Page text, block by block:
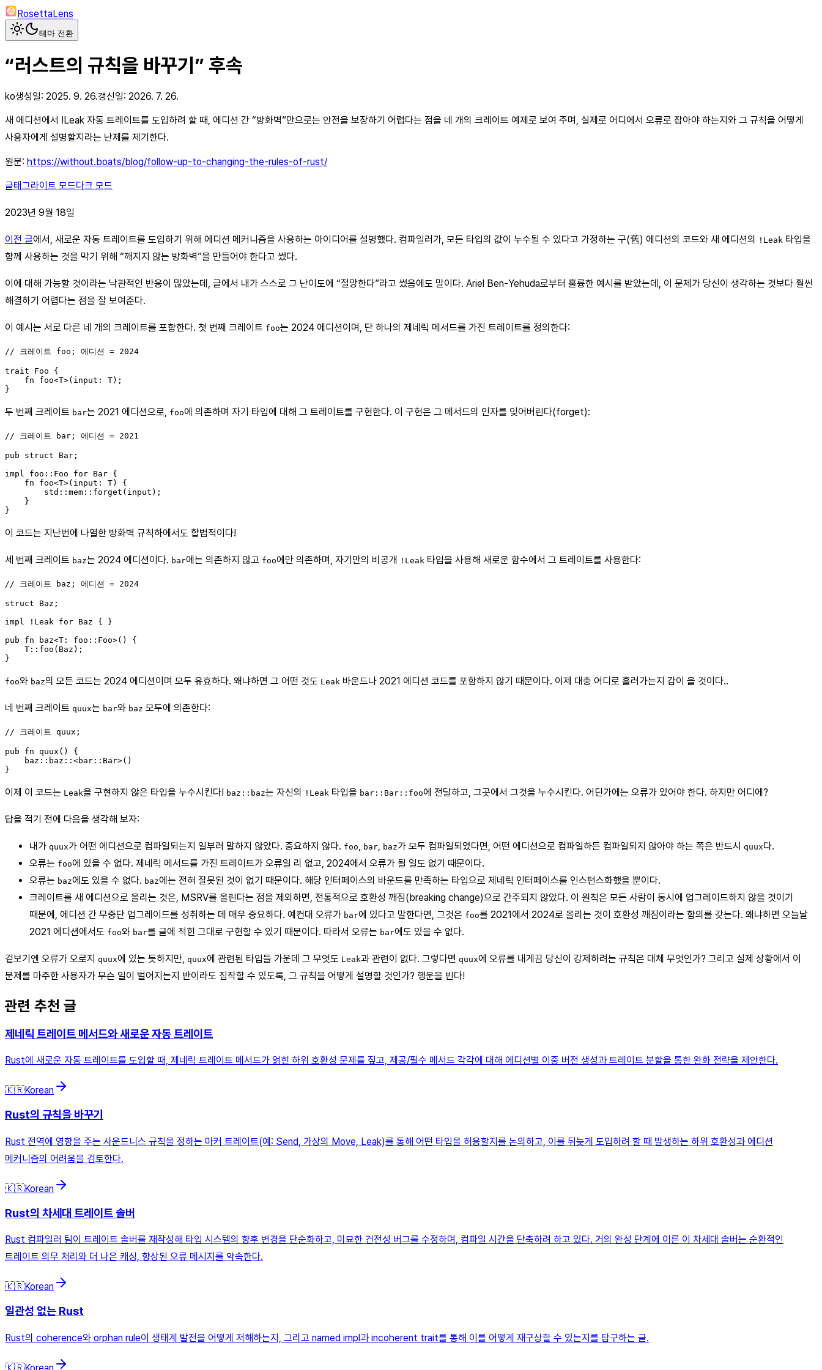
RosettaLens
테마 전환
“러스트의 규칙을 바꾸기” 후속
ko생성일: 2025. 9. 26.갱신일: 2026. 7. 26.
새 에디션에서 !Leak 자동 트레이트를 도입하려 할 때, 에디션 간 “방화벽”만으로는 안전을 보장하기 어렵다는 점을 네 개의 크레이트 예제로 보여 주며, 실제로 어디에서 오류로 잡아야 하는지와 그 규칙을 어떻게
사용자에게 설명할지라는 난제를 제기한다.
원문: https://without.boats/blog/follow-up-to-changing-the-rules-of-rust/
글태그라이트 모드다크 모드
2023년 9월 18일
이전 글에서, 새로운 자동 트레이트를 도입하기 위해 에디션 메커니즘을 사용하는 아이디어를 설명했다. 컴파일러가, 모든 타입의 값이 누수될 수 있다고 가정하는 구(舊) 에디션의 코드와 새 에디션의 !Leak 타입을
함께 사용하는 것을 막기 위해 “깨지지 않는 방화벽”을 만들어야 한다고 썼다.
이에 대해 가능할 것이라는 낙관적인 반응이 많았는데, 글에서 내가 스스로 그 난이도에 “절망한다”라고 썼음에도 말이다. Ariel Ben‑Yehuda로부터 훌륭한 예시를 받았는데, 이 문제가 당신이 생각하는 것보다 훨씬
해결하기 어렵다는 점을 잘 보여준다.
이 예시는 서로 다른 네 개의 크레이트를 포함한다. 첫 번째 크레이트 foo는 2024 에디션이며, 단 하나의 제네릭 메서드를 가진 트레이트를 정의한다:
// 크레이트 foo; 에디션 = 2024
trait Foo {
    fn foo<T>(input: T);
두 번째 크레이트 bar는 2021 에디션으로, foo에 의존하며 자기 타입에 대해 그 트레이트를 구현한다. 이 구현은 그 메서드의 인자를 잊어버린다(forget):
// 크레이트 bar; 에디션 = 2021
pub struct Bar;
impl foo::Foo for Bar {
    fn foo<T>(input: T) {
        std::mem::forget(input);
    }
이 코드는 지난번에 나열한 방화벽 규칙하에서도 합법적이다!
세 번째 크레이트 baz는 2024 에디션이다. bar에는 의존하지 않고 foo에만 의존하며, 자기만의 비공개 !Leak 타입을 사용해 새로운 함수에서 그 트레이트를 사용한다:
// 크레이트 baz; 에디션 = 2024
struct Baz;
impl !Leak for Baz { }
pub fn baz<T: foo::Foo>() {
    T::foo(Baz);
foo와 baz의 모든 코드는 2024 에디션이며 모두 유효하다. 왜냐하면 그 어떤 것도 Leak 바운드나 2021 에디션 코드를 포함하지 않기 때문이다. 이제 대충 어디로 흘러가는지 감이 올 것이다..
네 번째 크레이트 quux는 bar와 baz 모두에 의존한다:
// 크레이트 quux;
pub fn quux() {
    baz::baz::<bar::Bar>()
이제 이 코드는 Leak을 구현하지 않은 타입을 누수시킨다! baz::baz는 자신의 !Leak 타입을 bar::Bar::foo에 전달하고, 그곳에서 그것을 누수시킨다. 어딘가에는 오류가 있어야 한다. 하지만 어디에?
답을 적기 전에 다음을 생각해 보자:
내가 quux가 어떤 에디션으로 컴파일되는지 일부러 말하지 않았다. 중요하지 않다. foo, bar, baz가 모두 컴파일되었다면, 어떤 에디션으로 컴파일하든 컴파일되지 않아야 하는 쪽은 반드시 quux다.
오류는 foo에 있을 수 없다. 제네릭 메서드를 가진 트레이트가 오류일 리 없고, 2024에서 오류가 될 일도 없기 때문이다.
오류는 baz에도 있을 수 없다. baz에는 전혀 잘못된 것이 없기 때문이다. 해당 인터페이스의 바운드를 만족하는 타입으로 제네릭 인터페이스를 인스턴스화했을 뿐이다.
크레이트를 새 에디션으로 올리는 것은, MSRV를 올린다는 점을 제외하면, 전통적으로 호환성 깨짐(breaking change)으로 간주되지 않았다. 이 원칙은 모든 사람이 동시에 업그레이드하지 않을 것이기
때문에, 에디션 간 무중단 업그레이드를 성취하는 데 매우 중요하다. 예컨대 오류가 bar에 있다고 말한다면, 그것은 foo를 2021에서 2024로 올리는 것이 호환성 깨짐이라는 함의를 갖는다. 왜냐하면 오늘날
2021 에디션에서도 foo와 bar를 글에 적힌 그대로 구현할 수 있기 때문이다. 따라서 오류는 bar에도 있을 수 없다.
겉보기엔 오류가 오로지 quux에 있는 듯하지만, quux에 관련된 타입들 가운데 그 무엇도 Leak과 관련이 없다. 그렇다면 quux에 오류를 내게끔 당신이 강제하려는 규칙은 대체 무엇인가? 그리고 실제 상황에서 이
문제를 마주한 사용자가 무슨 일이 벌어지는지 반이라도 짐작할 수 있도록, 그 규칙을 어떻게 설명할 것인가? 행운을 빈다!
관련 추천 글
제네릭 트레이트 메서드와 새로운 자동 트레이트
Rust에 새로운 자동 트레이트를 도입할 때, 제네릭 트레이트 메서드가 얽힌 하위 호환성 문제를 짚고, 제공/필수 메서드 각각에 대해 에디션별 이중 버전 생성과 트레이트 분할을 통한 완화 전략을 제안한다.
🇰🇷Korean
Rust의 규칙을 바꾸기
Rust 전역에 영향을 주는 사운드니스 규칙을 정하는 마커 트레이트(예: Send, 가상의 Move, Leak)를 통해 어떤 타입을 허용할지를 논의하고, 이를 뒤늦게 도입하려 할 때 발생하는 하위 호환성과 에디션
메커니즘의 어려움을 검토한다.
🇰🇷Korean
Rust의 차세대 트레이트 솔버
Rust 컴파일러 팀이 트레이트 솔버를 재작성해 타입 시스템의 향후 변경을 단순화하고, 미묘한 건전성 버그를 수정하며, 컴파일 시간을 단축하려 하고 있다. 거의 완성 단계에 이른 이 차세대 솔버는 순환적인
트레이트 의무 처리와 더 나은 캐싱, 향상된 오류 메시지를 약속한다.
🇰🇷Korean
일관성 없는 Rust
Rust의 coherence와 orphan rule이 생태계 발전을 어떻게 저해하는지, 그리고 named impl과 incoherent trait를 통해 이를 어떻게 재구상할 수 있는지를 탐구하는 글.